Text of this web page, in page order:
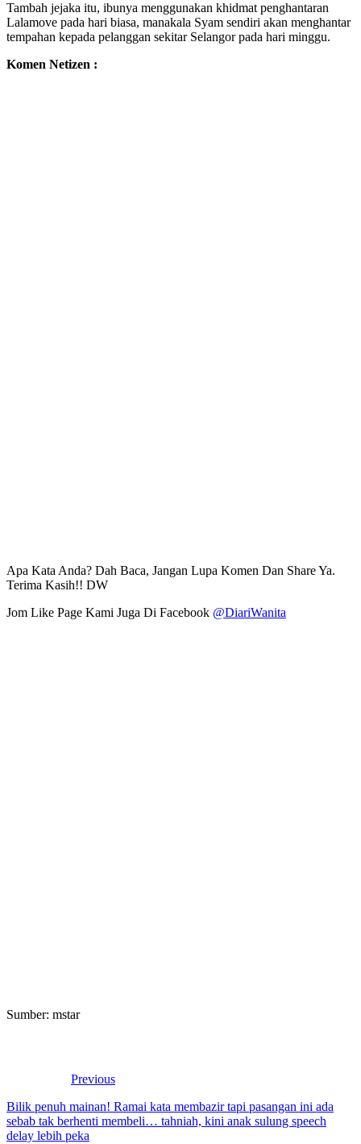
Tambah jejaka itu, ibunya menggunakan khidmat penghantaran
Lalamove pada hari biasa, manakala Syam sendiri akan menghantar
tempahan kepada pelanggan sekitar Selangor pada hari minggu.
Komen Netizen :
Apa Kata Anda? Dah Baca, Jangan Lupa Komen Dan Share Ya.
Terima Kasih!! DW
Jom Like Page Kami Juga Di Facebook @DiariWanita
Sumber: mstar
Previous
Bilik penuh mainan! Ramai kata membazir tapi pasangan ini ada
sebab tak berhenti membeli… tahniah, kini anak sulung speech
delay lebih peka